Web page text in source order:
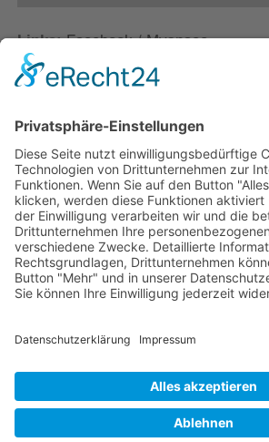
powered by
Management Platform
Links: Facebook/Myspace
KATEGORIEN: Electronic
SCHLAGWÖRTER: deep red electro house
VORHERIGER BEITRAG
Jack Beauregard: You Drew A Line
NÄCHSTER BEITRAG